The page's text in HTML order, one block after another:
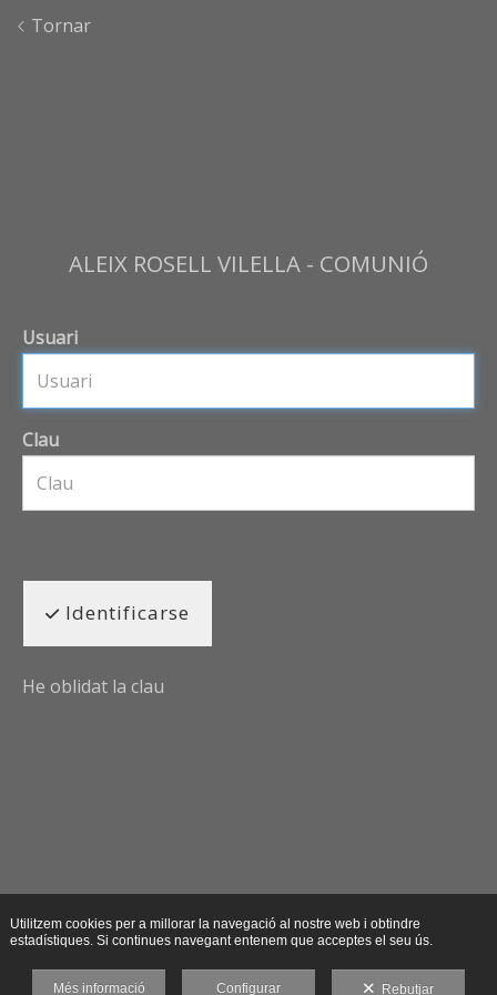
Tornar
ALEIX ROSELL VILELLA - COMUNIÓ
Usuari
Clau
Identificarse
He oblidat la clau
Utilitzem cookies per a millorar la navegació al nostre web i obtindre
estadístiques. Si continues navegant entenem que acceptes el seu ús.
Més informació Configurar Rebutjar